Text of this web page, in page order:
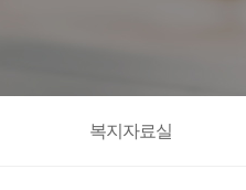
복지자료실